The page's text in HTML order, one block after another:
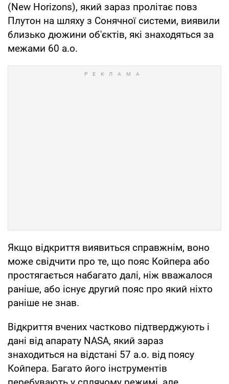
(New Horizons), який зараз пролітає повз
Плутон на шляху з Сонячної системи, виявили
близько дюжини об'єктів, які знаходяться за
межами 60 а.о.
Якщо відкриття виявиться справжнім, воно
може свідчити про те, що пояс Койпера або
простягається набагато далі, ніж вважалося
раніше, або існує другий пояс про який ніхто
раніше не знав.
Відкриття вчених частково підтверджують і
дані від апарату NASA, який зараз
знаходиться на відстані 57 а.о. від поясу
Койпера. Багато його інструментів